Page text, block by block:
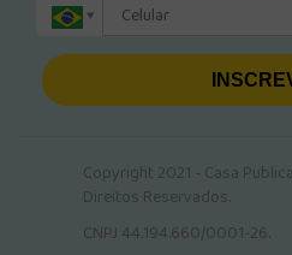
Copyright 2021 - Casa
Direitos Reservados.
CNPJ 44.194.660/0001-26.